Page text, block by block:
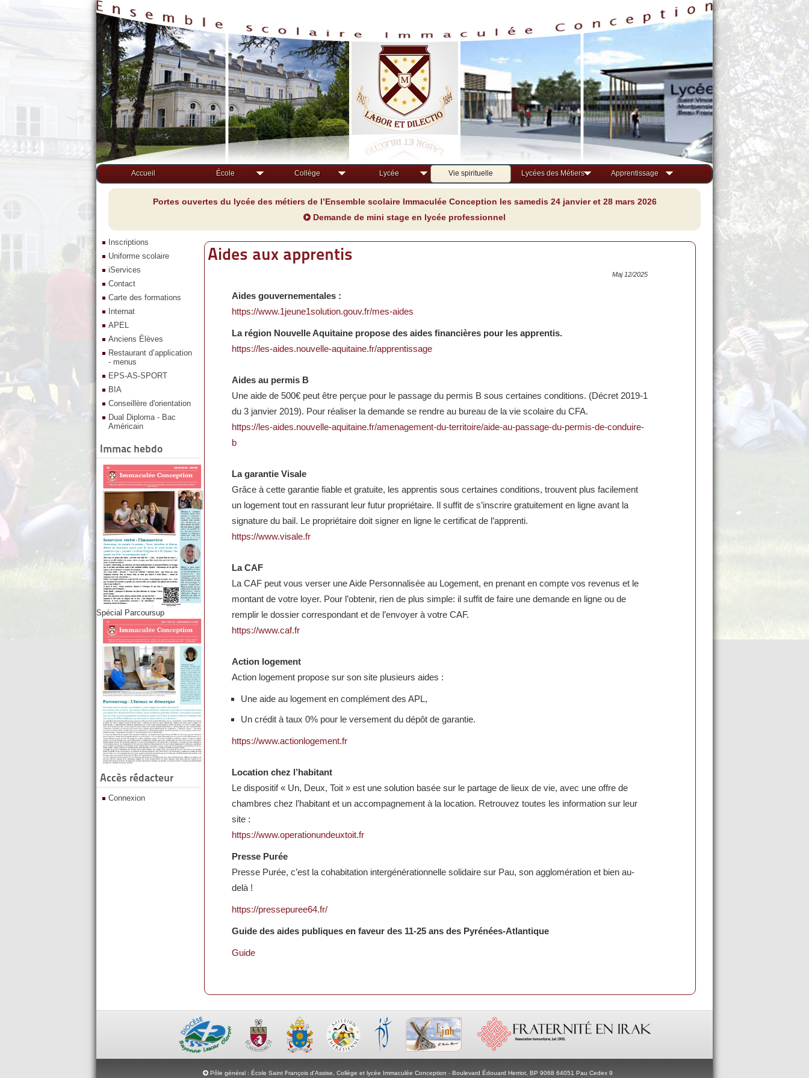
Accueil École Collège Lycée Vie spirituelle Lycées des Métiers Apprentissage
Portes ouvertes du lycée des métiers de l’Ensemble scolaire Immaculée Conception les samedis 24 janvier et 28 mars 2026
Demande de mini stage en lycée professionnel
Inscriptions
Uniforme scolaire
iServices
Contact
Carte des formations
Internat
APEL
Anciens Élèves
Restaurant d’application
- menus
EPS-AS-SPORT
BIA
Conseillère d'orientation
Dual Diploma - Bac
Américain
Immac hebdo
Spécial Parcoursup
Accès rédacteur
Connexion
Aides aux apprentis
Maj 12/2025
Aides gouvernementales :
https://www.1jeune1solution.gouv.fr/mes-aides
La région Nouvelle Aquitaine propose des aides financières pour les apprentis.
https://les-aides.nouvelle-aquitaine.fr/apprentissage
Aides au permis B
Une aide de 500€ peut être perçue pour le passage du permis B sous certaines conditions. (Décret 2019-1
du 3 janvier 2019). Pour réaliser la demande se rendre au bureau de la vie scolaire du CFA.
https://les-aides.nouvelle-aquitaine.fr/amenagement-du-territoire/aide-au-passage-du-permis-de-conduire-
b
La garantie Visale
Grâce à cette garantie fiable et gratuite, les apprentis sous certaines conditions, trouvent plus facilement
un logement tout en rassurant leur futur propriétaire. Il suffit de s’inscrire gratuitement en ligne avant la
signature du bail. Le propriétaire doit signer en ligne le certificat de l’apprenti.
https://www.visale.fr
La CAF
La CAF peut vous verser une Aide Personnalisée au Logement, en prenant en compte vos revenus et le
montant de votre loyer. Pour l’obtenir, rien de plus simple: il suffit de faire une demande en ligne ou de
remplir le dossier correspondant et de l’envoyer à votre CAF.
https://www.caf.fr
Action logement
Action logement propose sur son site plusieurs aides :
Une aide au logement en complément des APL,
Un crédit à taux 0% pour le versement du dépôt de garantie.
https://www.actionlogement.fr
Location chez l’habitant
Le dispositif « Un, Deux, Toit » est une solution basée sur le partage de lieux de vie, avec une offre de
chambres chez l’habitant et un accompagnement à la location. Retrouvez toutes les information sur leur
site :
https://www.operationundeuxtoit.fr
Presse Purée
Presse Purée, c’est la cohabitation intergénérationnelle solidaire sur Pau, son agglomération et bien au-
delà !
https://pressepuree64.fr/
Guide des aides publiques en faveur des 11-25 ans des Pyrénées-Atlantique
Guide
Pôle général : École Saint François d'Assise, Collège et lycée Immaculée Conception - Boulevard Édouard Herriot, BP 9068 64051 Pau Cedex 9